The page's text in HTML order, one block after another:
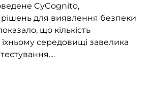
CyCognito,
для виявлення безпеки
що кількість
їхньому середовищі завелика